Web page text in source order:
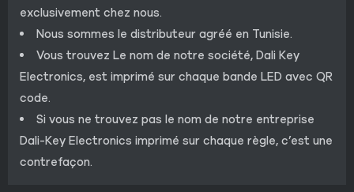
exclusivement chez nous.
Nous sommes le distributeur agréé en Tunisie.
Vous trouvez Le nom de notre société, Dali Key
Electronics, est imprimé sur chaque bande LED avec QR
code.
Si vous ne trouvez pas le nom de notre entreprise
Dali-Key Electronics imprimé sur chaque règle, c’est une
contrefaçon.